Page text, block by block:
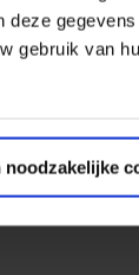
gebruik van
noodzakelijke